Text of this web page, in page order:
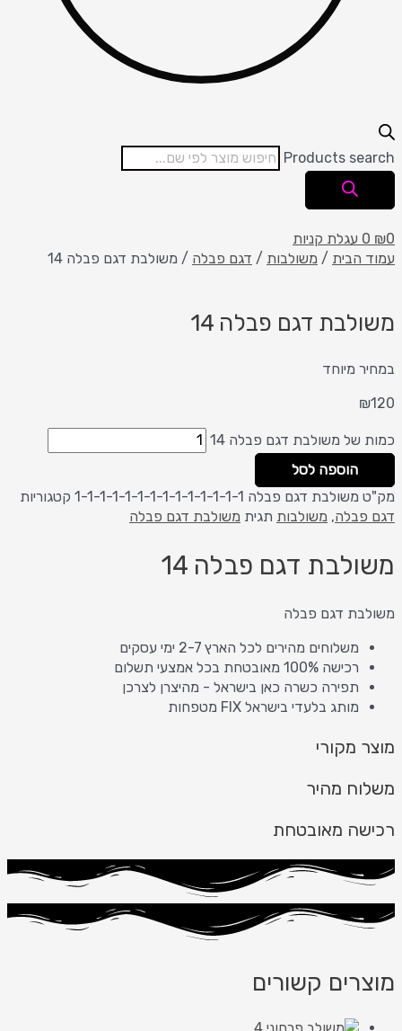
Products search
₪0
0 עגלת קניות
עמוד הבית / משולבות / דגם פבלה / משולבת דגם פבלה 14
משולבת דגם פבלה 14
במחיר מיוחד
₪120
כמות של משולבת דגם פבלה 14
הוספה לסל
מק"ט משולבת דגם פבלה 1-1-1-1-1-1-1-1-1-1-1-1-1-1
קטגוריות
דגם פבלה, משולבות תגית משולבת דגם פבלה
משולבת דגם פבלה 14
משולבת דגם פבלה
משלוחים מהירים לכל הארץ 2-7 ימי עסקים
רכישה 100% מאובטחת בכל אמצעי תשלום
תפירה כשרה כאן בישראל - מהיצרן לצרכן
מותג בלעדי בישראל FIX מטפחות
מוצר מקורי
משלוח מהיר
רכישה מאובטחת
מוצרים קשורים